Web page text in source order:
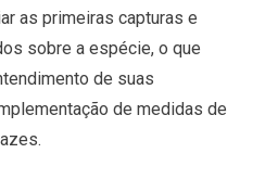
as primeiras capturas e
sobre a espécie, o que
de suas
de medidas de